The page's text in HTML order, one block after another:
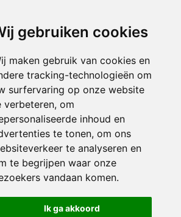
gebruiken cookies
maken gebruik van cookies en
tracking-technologieën om
surfervaring op onze website
verbeteren, om
inhoud en
te tonen, om ons
te analyseren en
te begrijpen waar onze
vandaan komen.
Ik ga akkoord
media